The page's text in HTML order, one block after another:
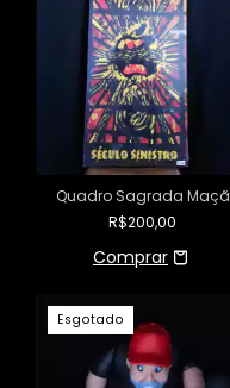
Quadro Sagrada Maçã
R$200,00
Esgotado